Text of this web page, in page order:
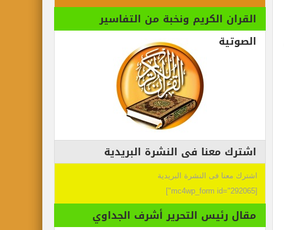
القران الكريم ونخبة من التفاسير
الصوتية
اشترك معنا فى النشرة البريدية
اشترك معنا فى النشرة البريدية
[mc4wp_form id="292065"]
مقال رئيس التحرير أشرف الجداوي